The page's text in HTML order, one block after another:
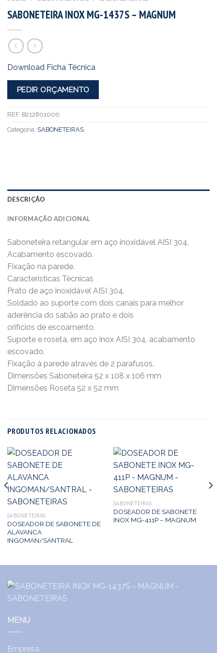
SABONETEIRA INOX MG-1437S – MAGNUM
Download Ficha Técnica
PEDIR ORÇAMENTO
REF: B212801000
Categoria: SABONETEIRAS
DESCRIÇÃO
INFORMAÇÃO ADICIONAL
Saboneteira retangular em aço inoxidável AISI 304.
Acabamento escovado.
Fixação na parede.
Características Técnicas
Prato de aço inoxidável AISI 304.
Soldado ao suporte com dois canais para melhor
aderência do sabão ao prato e dois
orifícios de escoamento.
Suporte e roseta, em aço inox AISI 304, acabamento
escovado.
Fixação à parede através de 2 parafusos.
Dimensões Saboneteira 52 x 108 x 106 mm
Dimensões Roseta 52 x 52 mm
PRODUTOS RELACIONADOS
SABONETEIRAS
DOSEADOR DE SABONETE DE
ALAVANCA
INGOMAN/SANTRAL
SABONETEIRAS
DOSEADOR DE SABONETE
INOX MG-411P – MAGNUM
MENU
Empresa